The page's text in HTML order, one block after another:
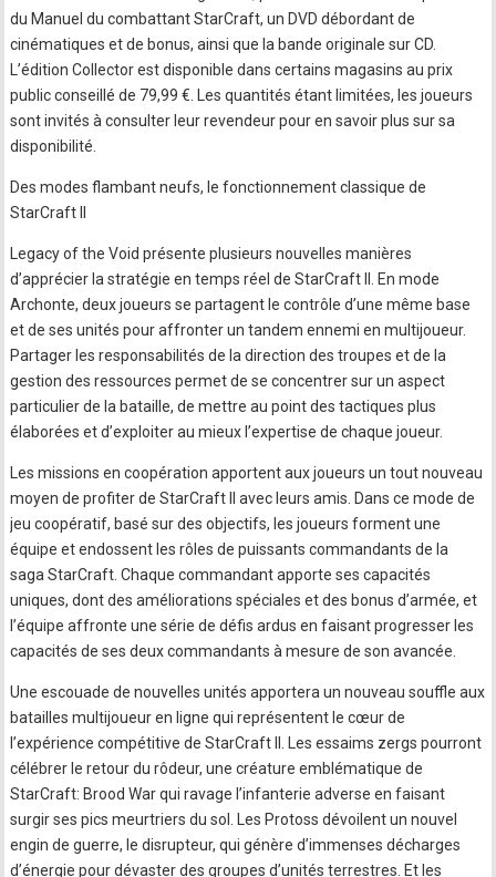
du Manuel du combattant StarCraft, un DVD débordant de
cinématiques et de bonus, ainsi que la bande originale sur CD.
L’édition Collector est disponible dans certains magasins au prix
public conseillé de 79,99 €. Les quantités étant limitées, les joueurs
sont invités à consulter leur revendeur pour en savoir plus sur sa
disponibilité.
Des modes flambant neufs, le fonctionnement classique de
StarCraft II
Legacy of the Void présente plusieurs nouvelles manières
d’apprécier la stratégie en temps réel de StarCraft II. En mode
Archonte, deux joueurs se partagent le contrôle d’une même base
et de ses unités pour affronter un tandem ennemi en multijoueur.
Partager les responsabilités de la direction des troupes et de la
gestion des ressources permet de se concentrer sur un aspect
particulier de la bataille, de mettre au point des tactiques plus
élaborées et d’exploiter au mieux l’expertise de chaque joueur.
Les missions en coopération apportent aux joueurs un tout nouveau
moyen de profiter de StarCraft II avec leurs amis. Dans ce mode de
jeu coopératif, basé sur des objectifs, les joueurs forment une
équipe et endossent les rôles de puissants commandants de la
saga StarCraft. Chaque commandant apporte ses capacités
uniques, dont des améliorations spéciales et des bonus d’armée, et
l’équipe affronte une série de défis ardus en faisant progresser les
capacités de ses deux commandants à mesure de son avancée.
Une escouade de nouvelles unités apportera un nouveau souffle aux
batailles multijoueur en ligne qui représentent le cœur de
l’expérience compétitive de StarCraft II. Les essaims zergs pourront
célébrer le retour du rôdeur, une créature emblématique de
StarCraft: Brood War qui ravage l’infanterie adverse en faisant
surgir ses pics meurtriers du sol. Les Protoss dévoilent un nouvel
engin de guerre, le disrupteur, qui génère d’immenses décharges
d’énergie pour dévaster des groupes d’unités terrestres. Et les